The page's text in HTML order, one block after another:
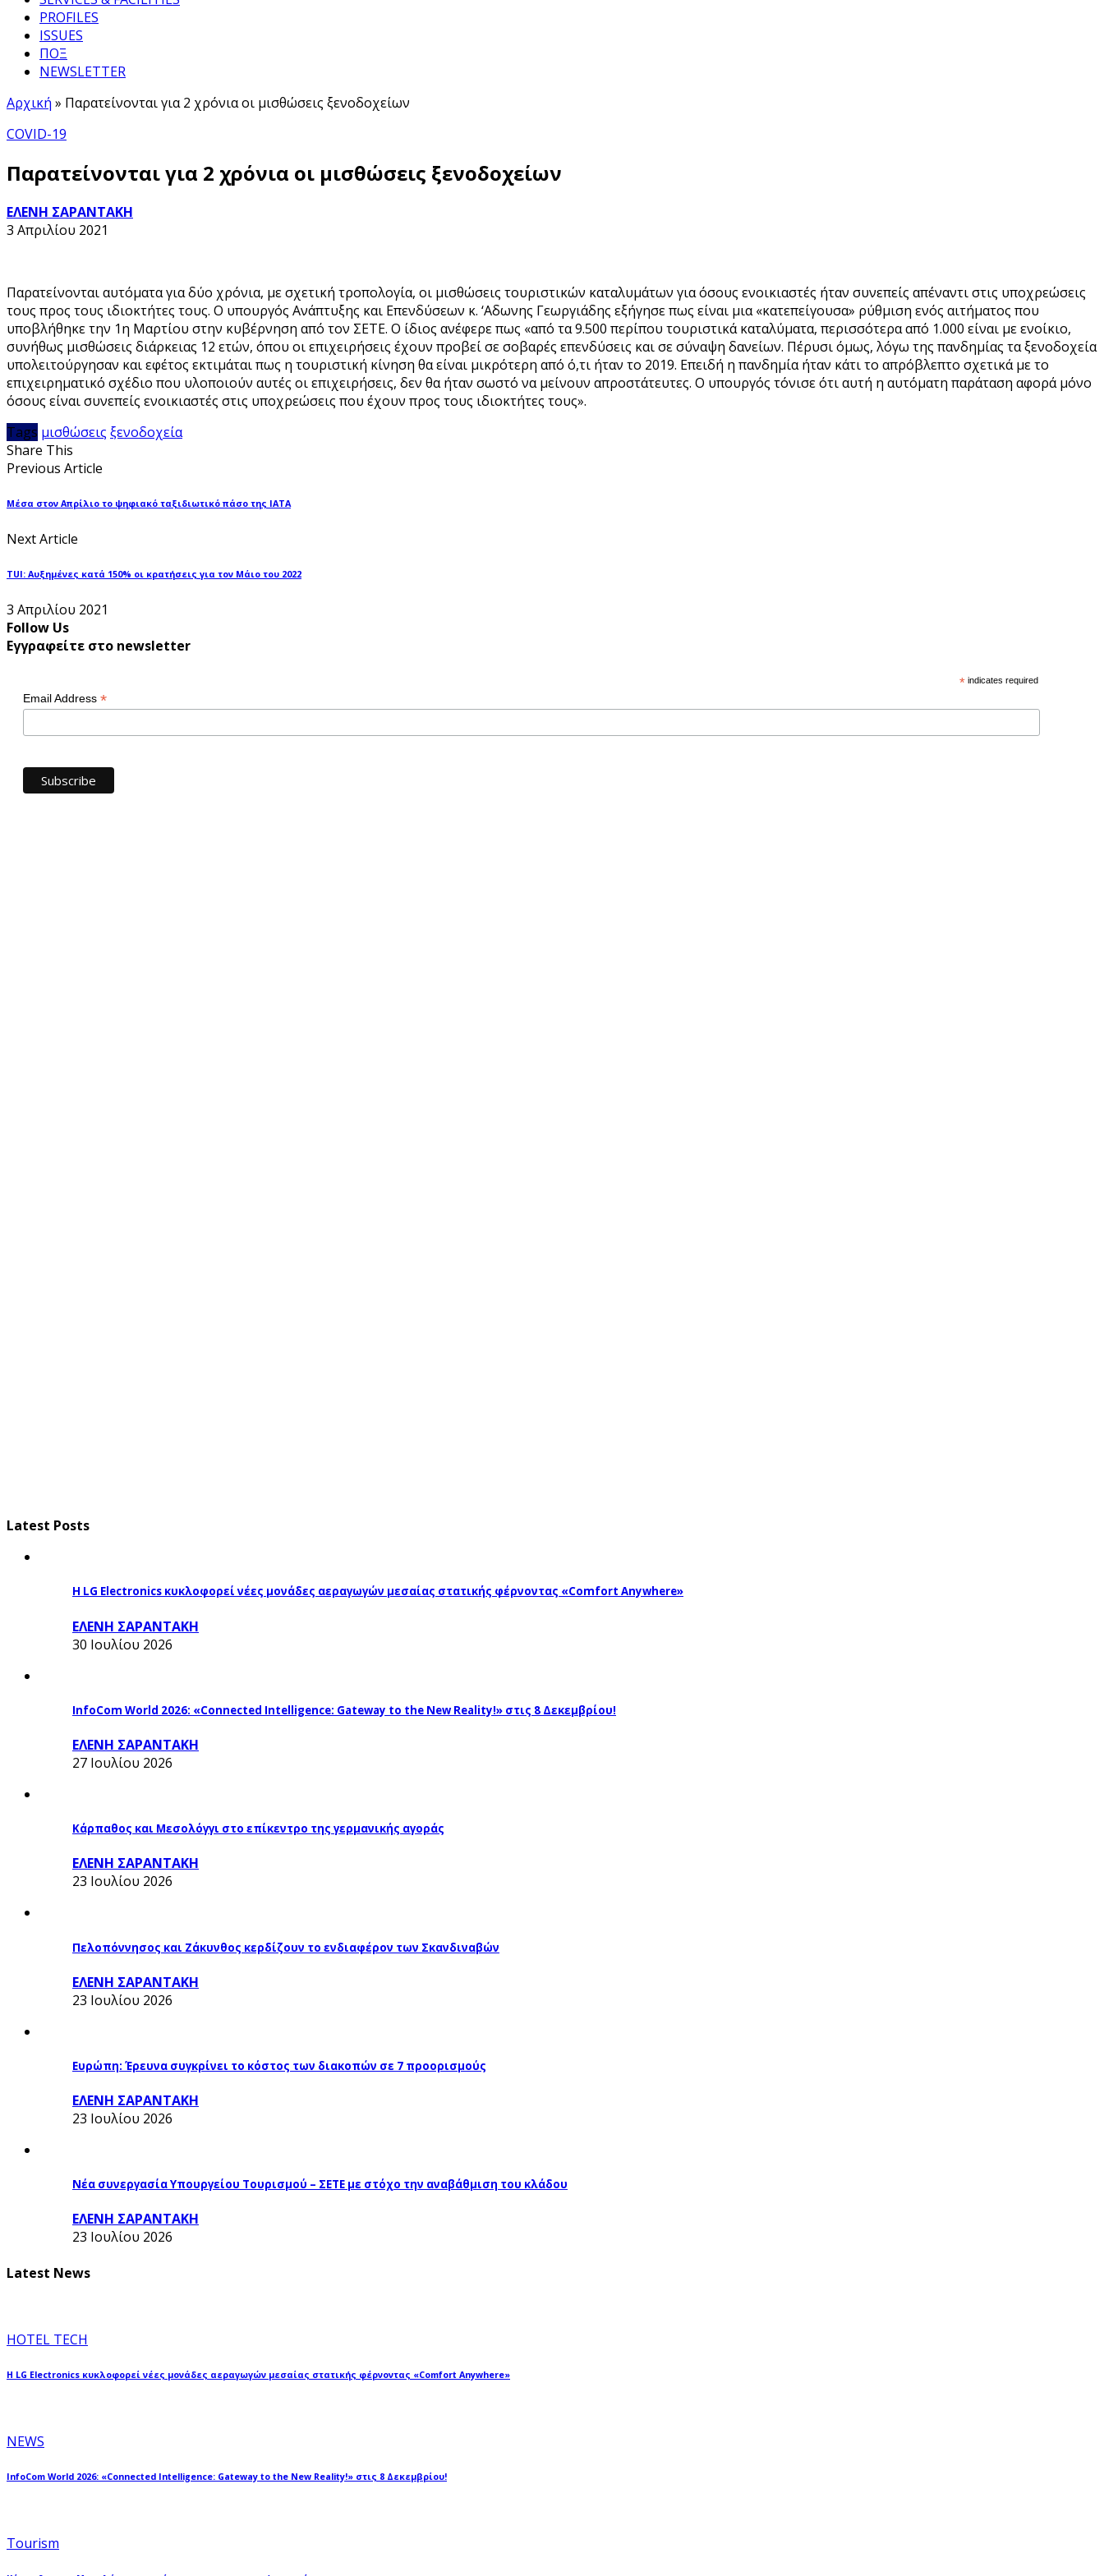
PROFILES
ISSUES
ΠΟΞ
NEWSLETTER
Αρχική » Παρατείνονται για 2 χρόνια οι μισθώσεις ξενοδοχείων
COVID-19
Παρατείνονται για 2 χρόνια οι μισθώσεις ξενοδοχείων
ΕΛΕΝΗ ΣΑΡΑΝΤΑΚΗ
3 Απριλίου 2021
Παρατείνονται αυτόματα για δύο χρόνια, με σχετική τροπολογία, οι μισθώσεις τουριστικών καταλυμάτων για όσους ενοικιαστές ήταν συνεπείς απέναντι στις υποχρεώσεις
τους προς τους ιδιοκτήτες τους. Ο υπουργός Ανάπτυξης και Επενδύσεων κ. ‘Αδωνης Γεωργιάδης εξήγησε πως είναι μια «κατεπείγουσα» ρύθμιση ενός αιτήματος που
υποβλήθηκε την 1η Μαρτίου στην κυβέρνηση από τον ΣΕΤΕ. Ο ίδιος ανέφερε πως «από τα 9.500 περίπου τουριστικά καταλύματα, περισσότερα από 1.000 είναι με ενοίκιο,
συνήθως μισθώσεις διάρκειας 12 ετών, όπου οι επιχειρήσεις έχουν προβεί σε σοβαρές επενδύσεις και σε σύναψη δανείων. Πέρυσι όμως, λόγω της πανδημίας τα ξενοδοχεία
υπολειτούργησαν και εφέτος εκτιμάται πως η τουριστική κίνηση θα είναι μικρότερη από ό,τι ήταν το 2019. Επειδή η πανδημία ήταν κάτι το απρόβλεπτο σχετικά με το
επιχειρηματικό σχέδιο που υλοποιούν αυτές οι επιχειρήσεις, δεν θα ήταν σωστό να μείνουν απροστάτευτες. Ο υπουργός τόνισε ότι αυτή η αυτόματη παράταση αφορά μόνο
όσους είναι συνεπείς ενοικιαστές στις υποχρεώσεις που έχουν προς τους ιδιοκτήτες τους».
Tags μισθώσεις ξενοδοχεία
Share This
Previous Article
Μέσα στον Απρίλιο το ψηφιακό ταξιδιωτικό πάσο της ΙΑΤΑ
Next Article
TUI: Αυξημένες κατά 150% οι κρατήσεις για τον Μάιο του 2022
3 Απριλίου 2021
Follow Us
Εγγραφείτε στο newsletter
* indicates required
Email Address *
Latest Posts
Η LG Electronics κυκλοφορεί νέες μονάδες αεραγωγών μεσαίας στατικής φέρνοντας «Comfort Anywhere»
ΕΛΕΝΗ ΣΑΡΑΝΤΑΚΗ
30 Ιουλίου 2026
InfoCom World 2026: «Connected Intelligence: Gateway to the New Reality!» στις 8 Δεκεμβρίου!
ΕΛΕΝΗ ΣΑΡΑΝΤΑΚΗ
27 Ιουλίου 2026
Κάρπαθος και Μεσολόγγι στο επίκεντρο της γερμανικής αγοράς
ΕΛΕΝΗ ΣΑΡΑΝΤΑΚΗ
23 Ιουλίου 2026
Πελοπόννησος και Ζάκυνθος κερδίζουν το ενδιαφέρον των Σκανδιναβών
ΕΛΕΝΗ ΣΑΡΑΝΤΑΚΗ
23 Ιουλίου 2026
Ευρώπη: Έρευνα συγκρίνει το κόστος των διακοπών σε 7 προορισμούς
ΕΛΕΝΗ ΣΑΡΑΝΤΑΚΗ
23 Ιουλίου 2026
Νέα συνεργασία Υπουργείου Τουρισμού – ΣΕΤΕ με στόχο την αναβάθμιση του κλάδου
ΕΛΕΝΗ ΣΑΡΑΝΤΑΚΗ
23 Ιουλίου 2026
Latest News
HOTEL TECH
Η LG Electronics κυκλοφορεί νέες μονάδες αεραγωγών μεσαίας στατικής φέρνοντας «Comfort Anywhere»
NEWS
InfoCom World 2026: «Connected Intelligence: Gateway to the New Reality!» στις 8 Δεκεμβρίου!
Tourism